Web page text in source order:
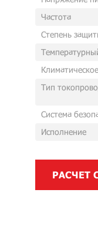
Частота
Степень
Тип
Система
Исполнение
РАСЧЕТ